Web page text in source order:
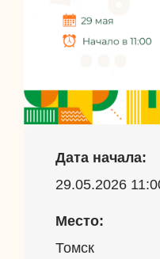
Дата начала:
29.05.2026
Место:
Томск